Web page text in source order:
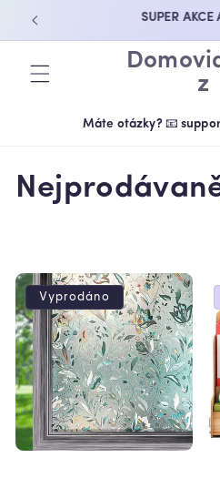
PŘEJÍT K
OBJEDNEJTE NYNÍ A
z
Máte otázky? 📧
K
e
k
c
e
:
Vyprodáno